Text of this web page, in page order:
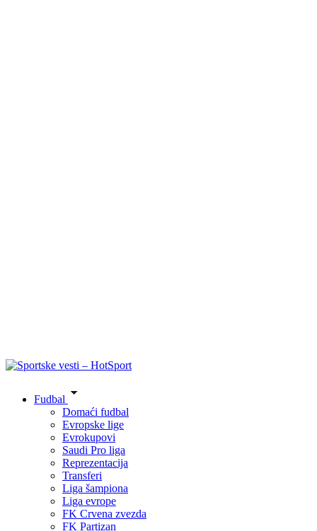
Fudbal
Domaći fudbal
Evropske lige
Evrokupovi
Saudi Pro liga
Reprezentacija
Transferi
Liga šampiona
Liga evrope
FK Crvena zvezda
FK Partizan